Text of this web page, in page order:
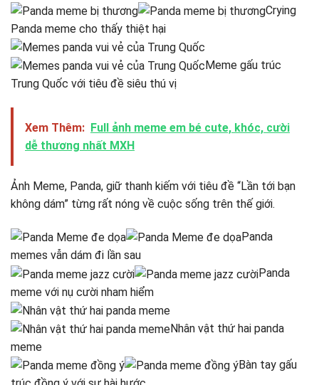
Crying
Panda meme cho thấy thiệt hại
Meme gấu trúc
Trung Quốc với tiêu đề siêu thú vị
Xem Thêm: Full ảnh meme em bé cute, khóc, cười
dễ thương nhất MXH
Ảnh Meme, Panda, giữ thanh kiếm với tiêu đề “Lần tới bạn
không dám” từng rất nóng về cuộc sống trên thế giới.
Panda
memes vẫn dám đi lần sau
Panda
meme với nụ cười nham hiểm
Nhân vật thứ hai panda
meme
Bàn tay gấu